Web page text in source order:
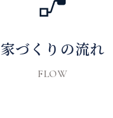
家づくりの流れ
FLOW